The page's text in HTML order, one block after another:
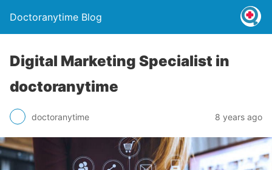
Doctoranytime Blog
Digital Marketing Specialist in
doctoranytime
doctoranytime 8 years ago